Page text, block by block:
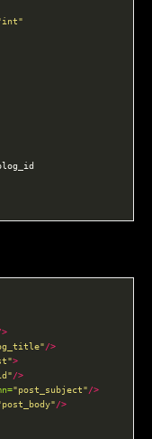
/>
>
/>
"post_subject"/>
/>